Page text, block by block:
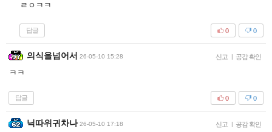
ㄹㅇㅋㅋ
답글 0
0
의식을넘어서 26-05-10 15:28 신고 | 공감 확인
ㅋㅋ
답글 0
0
닉따위귀차나 26-05-10 17:18 신고 | 공감 확인